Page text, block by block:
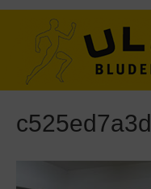
c525ed7a3d